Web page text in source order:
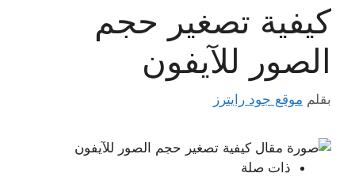
كيفية تصغير حجم
الصور للآيفون
بقلم موقع جود رايترز
ذات صلة